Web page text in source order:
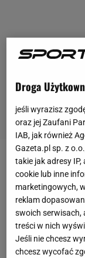
Bramkarz
otrzymał
Massimiliano
wolne dwóm
wystąpi także
bramkarzem
Droga
jeśli wyrazisz
oraz jej Zaufani
IAB, jak również
Gazeta.pl sp. z
takie jak adresy
cookie lub inne
marketingowych,
reklam
swoich serwisach,
treści w nich
Jeśli nie chcesz
chcesz wycofać